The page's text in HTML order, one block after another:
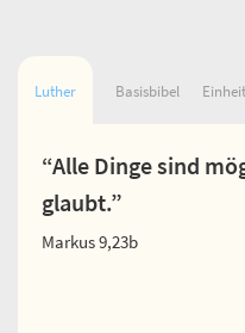
Luther Basisbibel
“Alle Dinge sind
glaubt.”
Markus 9,23b